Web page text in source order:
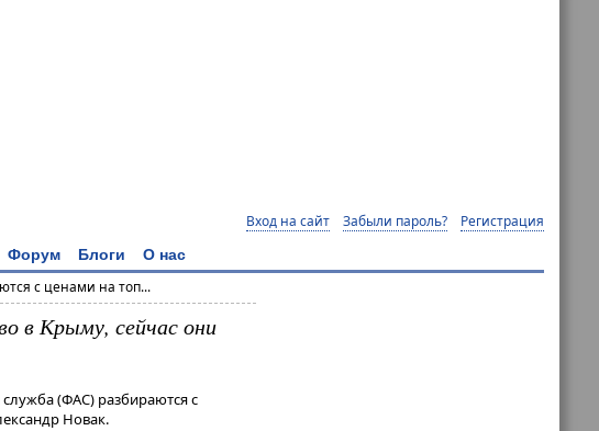
Вход на сайт Забыли пароль? Регистрация
Форум Блоги О нас
с ценами на топ...
в Крыму, сейчас они
(ФАС) разбираются с
Новак.